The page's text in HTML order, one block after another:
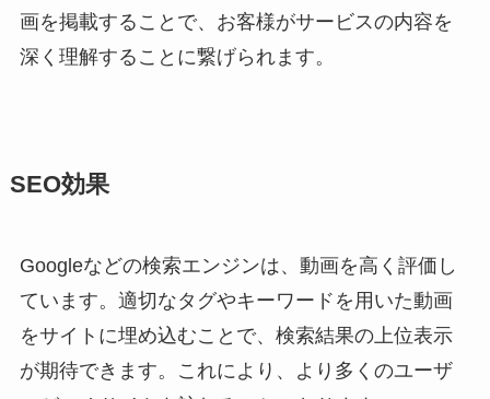
画を掲載することで、お客様がサービスの内容を
深く理解することに繋げられます。
SEO効果
Googleなどの検索エンジンは、動画を高く評価し
ています。適切なタグやキーワードを用いた動画
をサイトに埋め込むことで、検索結果の上位表示
が期待できます。これにより、より多くのユーザ